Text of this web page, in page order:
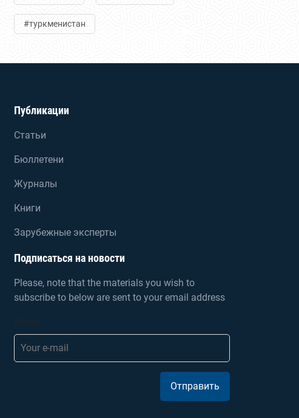
#туркменистан
Публикации
Статьи
Бюллетени
Журналы
Книги
Зарубежные эксперты
Подписаться на новости
Please, note that the materials you wish to
subscribe to below are sent to your email address
Отправить